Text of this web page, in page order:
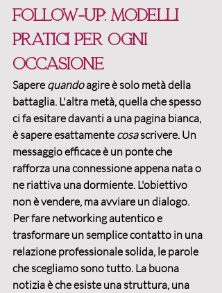
follow-up: modelli
pratici per ogni
occasione
Sapere quando agire è solo metà della
battaglia. L'altra metà, quella che spesso
ci fa esitare davanti a una pagina bianca,
è sapere esattamente cosa scrivere. Un
messaggio efficace è un ponte che
rafforza una connessione appena nata o
ne riattiva una dormiente. L'obiettivo
non è vendere, ma avviare un dialogo.
Per fare networking autentico e
trasformare un semplice contatto in una
relazione professionale solida, le parole
che scegliamo sono tutto. La buona
notizia è che esiste una struttura, una